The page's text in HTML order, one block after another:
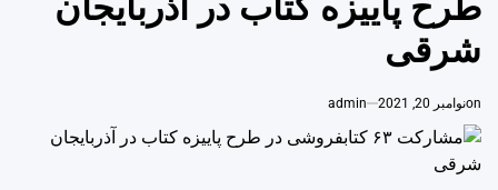
شرقی
onنوامبر 20, 2021 admin